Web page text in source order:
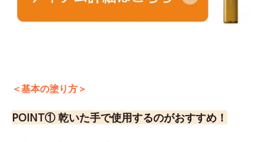
＜基本の塗り方＞
POINT① 乾いた手で使用するのがおすすめ！